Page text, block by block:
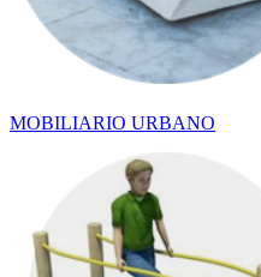
MOBILIARIO URBANO